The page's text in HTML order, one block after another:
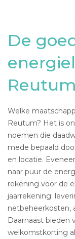
De
Reutum
Welke
Reutum? Het is
noemen die
mede bepaald
en locatie.
naar puur de
rekening voor de
jaarrekening:
netbeheerkosten,
Daarnaast bieden
welkomstkorting